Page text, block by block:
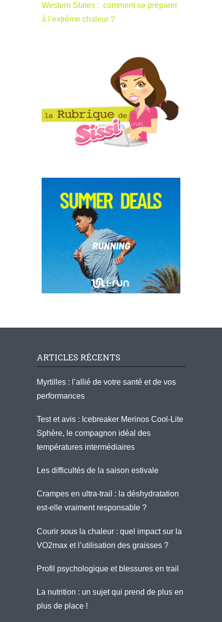
Western States : comment se préparer
à l’extrême chaleur ?
ARTICLES RÉCENTS
Myrtilles : l’allié de votre santé et de vos
performances
Test et avis : Icebreaker Merinos Cool-Lite
Sphère, le compagnon idéal des
températures intermédiaires
Les difficultés de la saison estivale
Crampes en ultra-trail : la déshydratation
est-elle vraiment responsable ?
Courir sous la chaleur : quel impact sur la
VO2max et l’utilisation des graisses ?
Profil psychologique et blessures en trail
La nutrition : un sujet qui prend de plus en
plus de place !